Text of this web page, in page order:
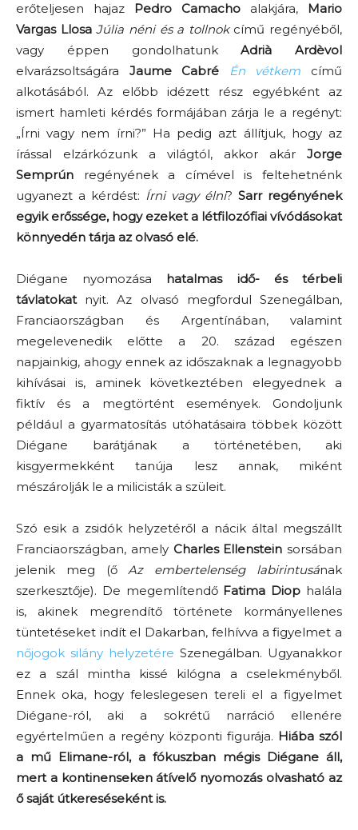
erőteljesen hajaz Pedro Camacho alakjára, Mario
Vargas Llosa Júlia néni és a tollnokcímű regényéből,
vagy éppen gondolhatunkAdrià Ardèvol
elvarázsoltságára Jaume Cabré Én vétkem című
alkotásából. Az előbb idézett rész egyébként az
ismert hamleti kérdés formájában zárja le a regényt:
„Írni vagy nem írni?” Ha pedig azt állítjuk, hogy az
írással elzárkózunk a világtól, akkor akár Jorge
Semprún regényének a címével is feltehetnénk
ugyanezt a kérdést: Írni vagy élni? Sarr regényének
egyik erőssége, hogy ezeket a létfilozófiai vívódásokat
könnyedén tárja az olvasó elé.
Diégane nyomozása hatalmas idő- és térbeli
távlatokatnyit. Az olvasó megfordul Szenegálban,
Franciaországban és Argentínában, valamint
megelevenedik előtte a 20. század egészen
napjainkig, ahogy ennek az időszaknak a legnagyobb
kihívásai is, aminek következtében elegyednek a
fiktív és a megtörtént események. Gondoljunk
például a gyarmatosítás utóhatásaira többek között
Diégane barátjának a történetében, aki
kisgyermekként tanúja lesz annak, miként
mészárolják le a milicisták a szüleit.
Szó esik a zsidók helyzetéről a nácik által megszállt
Franciaországban, amely Charles Ellenstein sorsában
jelenik meg (őAz embertelenség labirintusának
szerkesztője). De megemlítendő Fatima Diop halála
is, akinek megrendítő története kormányellenes
tüntetéseket indít el Dakarban, felhívva a figyelmet a
nőjogok silány helyzetére Szenegálban. Ugyanakkor
ez a szál mintha kissé kilógna a cselekményből.
Ennek oka, hogy feleslegesen tereli el a figyelmet
Diégane-ról, aki a sokrétű narráció ellenére
egyértelműen a regény központi figurája. Hiába szól
a mű Elimane-ról, a fókuszban mégis Diégane áll,
mert a kontinenseken átívelő nyomozás olvasható az
ő saját útkereséseként is.